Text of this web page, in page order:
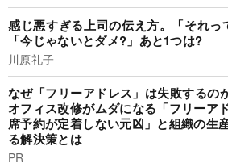
感じ悪すぎる上司の伝え方。「それっ
「今じゃないとダメ?」あと1つは?
川原礼子
なぜ「フリーアドレス」は失敗するの
オフィス改修がムダになる「フリーア
席予約が定着しない元凶」と組織の生
る解決策とは
PR